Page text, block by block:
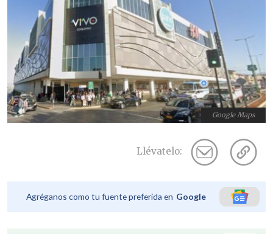
Google Maps
Llévatelo:
Agréganos como tu fuente preferida en Google